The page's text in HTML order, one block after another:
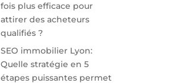
fois plus efficace pour
attirer des acheteurs
qualifiés ?
SEO immobilier Lyon:
Quelle stratégie en 5
étapes puissantes permet